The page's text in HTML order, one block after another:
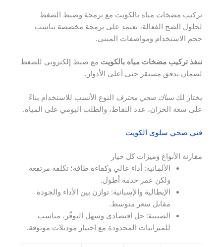
تركيب مضخات مياه بالكويت مع برمجة وضبط الضغط
لحلول الضخ الفعالة، نعتمد على برمجة مخصصة تناسب
حجم الاستخدام ومواصفات المبنى.
ننفذ تركيب مضخات مياه بالكويت مع ضبط إلكتروني للضغط
لضمان تدفق مستقر حتى أعلى الأدوار.
يختار لك سباك صحي محترف النوع الأنسب للاستخدام بناءً
على سعة الخزان، عدد النقاط، والطلب اليومي على المياه.
فني صحي سلوى الكويت
مقارنة الأنواع وميزات كل خيار
الألمانية: أداء عالي وكفاءة طاقة؛ تكلفة مرتفعة
ولكن عمر خدمة أطول.
الإيطالية والإسبانية: توازن بين الأداء والجودة
مقابل سعر متوسط.
الصينية: حل اقتصادي وسهل التوفّر، مناسب
للميزانيات المحدودة مع اختيار موديلات موثوقة.